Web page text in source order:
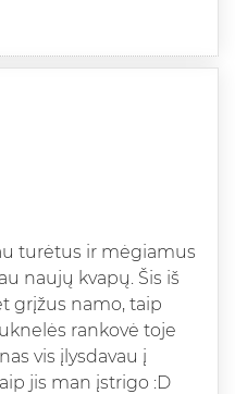
turėtus ir mėgiamus
naujų kvapų. Šis iš
grįžus namo, taip
rankovė toje
vis įlysdavau į
jis man įstrigo :D